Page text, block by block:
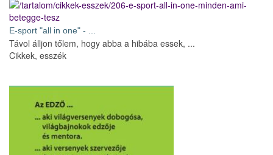
E-sport "all in one" - ...
Távol álljon tőlem, hogy abba a hibába essek, ...
Cikkek, esszék